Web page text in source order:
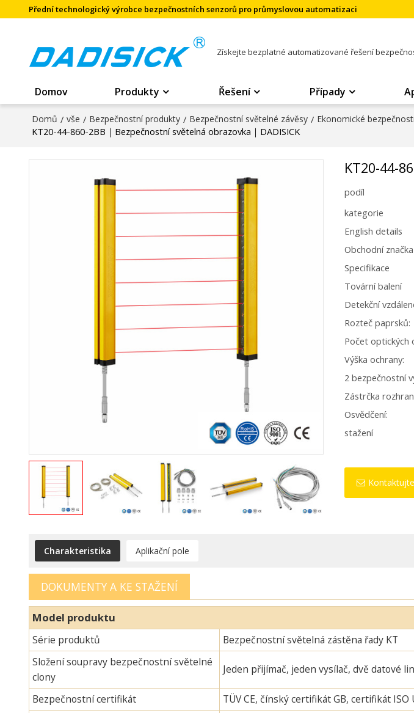
Přední technologický výrobce bezpečnostních senzorů pro průmyslovou automatizaci
Získejte bezplatné automatizované řešení
Domov Produkty Řešení Případy
Domů / vše / Bezpečnostní produkty / Bezpečnostní světelné závěsy / Ekonomické
KT20-44-860-2BB｜Bezpečnostní světelná obrazovka｜DADISICK
KT20-44-
podíl
kategorie
English details
Obchodní značka
Specifikace
Tovární balení
Detekční
Rozteč paprsků:
Počet optických
Výška ochrany:
2 bezpečnostní
Zástrčka
Osvědčení:
stažení
Charakteristika Aplikační pole
DOKUMENTY A KE STAŽENÍ
Model produktu
Série produktů
Bezpečnostní světelná zástěna řady KT
Složení soupravy bezpečnostní světelné
clony
Jeden přijímač, jeden vysílač, dvě datové
Bezpečnostní certifikát
TÜV CE, čínský certifikát GB, certifikát ISO